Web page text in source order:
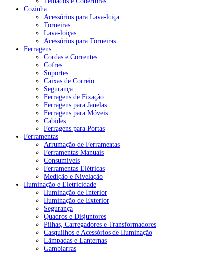
Cozinha
Acessórios para Lava-loiça
Torneiras
Lava-loiças
Acessórios para Torneiras
Ferragens
Cordas e Correntes
Cofres
Suportes
Caixas de Correio
Segurança
Ferragens de Fixação
Ferragens para Janelas
Ferragens para Móveis
Cabides
Ferragens para Portas
Ferramentas
Arrumação de Ferramentas
Ferramentas Manuais
Consumíveis
Ferramentas Elétricas
Medição e Nivelação
Iluminação e Eletricidade
Iluminação de Interior
Iluminação de Exterior
Segurança
Quadros e Disjuntores
Pilhas, Carregadores e Transformadores
Casquilhos e Acessórios de Iluminação
Lâmpadas e Lanternas
Gambiarras